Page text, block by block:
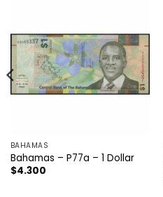
BAHAMAS
Bahamas – P77a – 1 Dollar
$4.300